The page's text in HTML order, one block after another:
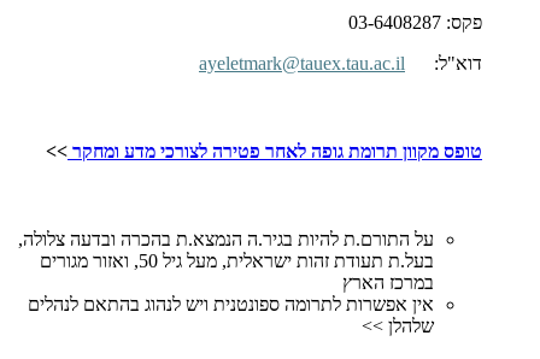
פקס: 03-6408287
דוא"ל: ayeletmark@tauex.tau.ac.il
טופס מקוון תרומת גופה לאחר פטירה לצורכי מדע ומחקר >>
על התורם.ת להיות בגיר.ה הנמצא.ת בהכרה ובדעה צלולה,
בעל.ת תעודת זהות ישראלית, מעל גיל 50, ואזור מגורים
במרכז הארץ
אין אפשרות לתרומה ספונטנית ויש לנהוג בהתאם לנהלים
שלהלן >>